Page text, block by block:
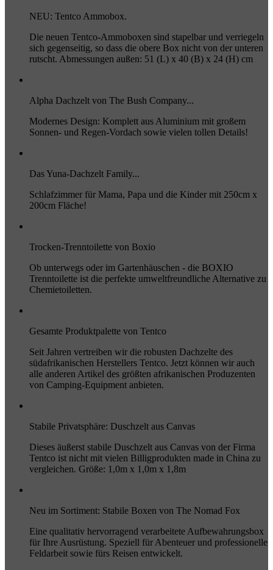
NEU: Tentco Ammobox.
Die neuen Tentco-Ammoboxen sind stapelbar und verriegeln
sich gegenseitig, so dass die obere Box nicht von der unteren
rutscht. Abmessungen außen: 51 (L) x 40 (B) x 24 (H) cm
Alpha Dachzelt von The Bush Company...
Modernes Design: Komplett aus Aluminium mit großem
Sonnen- und Regen-Vordach sowie vielen tollen Details!
Das Yuna-Dachzelt Family...
Schlafzimmer für Mama, Papa und die Kinder mit 250cm x
200cm Fläche!
Trocken-Trenntoilette von Boxio
Ob unterwegs oder im Gartenhäuschen - die BOXIO
Trenntoilette ist die perfekte umweltfreundliche Alternative zu
Chemietoiletten.
Gesamte Produktpalette von Tentco
Seit Jahren vertreiben wir die robusten Dachzelte des
südafrikanischen Herstellers Tentco. Jetzt können wir auch
alle anderen Artikel des größten afrikanischen Produzenten
von Camping-Equipment anbieten.
Stabile Privatsphäre: Duschzelt aus Canvas
Dieses äußerst stabile Duschzelt aus Canvas von der Firma
Tentco ist nicht mit vielen Billigprodukten made in China zu
vergleichen. Größe: 1,0m x 1,0m x 1,8m
Neu im Sortiment: Stabile Boxen von The Nomad Fox
Eine qualitativ hervorragend verarbeitete Aufbewahrungsbox
für Ihre Ausrüstung. Speziell für Abenteuer und professionelle
Feldarbeit sowie fürs Reisen entwickelt.